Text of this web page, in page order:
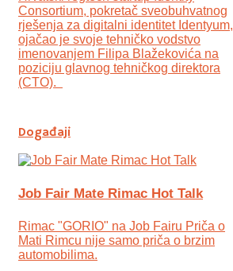
Consortium, pokretač sveobuhvatnog
rješenja za digitalni identitet Identyum,
ojаčao je svoje tehničko vodstvo
imenovanjem Filipa Blažekovića na
poziciju glavnog tehničkog direktora
(CTO).
Događaji
Job Fair Mate Rimac Hot Talk
Rimac "GORIO" na Job Fairu Priča o
Mati Rimcu nije samo priča o brzim
automobilima.